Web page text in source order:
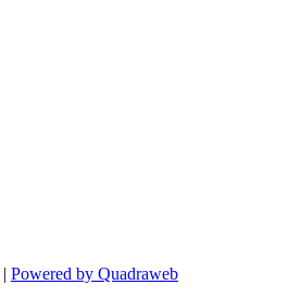
| Powered by Quadraweb